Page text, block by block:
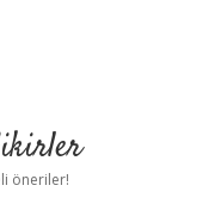
öneriler!